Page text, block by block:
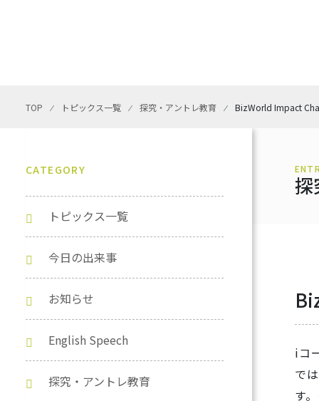
TOP ⁄ トピックス一覧 ⁄ 探究・アントレ教育 ⁄ BizWorld Impact
探
iコ
で
す
CATEGORY
トピックス一覧
今日の出来事
お知らせ
English Speech
探究・アントレ教育